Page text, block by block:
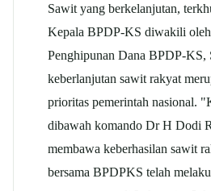
Sawit yang berkelanjutan,
Kepala BPDP-KS diwakili
Penghipunan Dana BPDP-KS,
keberlanjutan sawit rakyat
prioritas pemerintah nasional.
dibawah komando Dr H Dodi
membawa keberhasilan sawit
bersama BPDPKS telah